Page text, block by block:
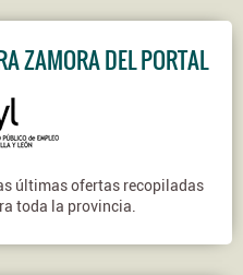
ZAMORA DEL PORTAL
últimas ofertas recopiladas
toda la provincia.